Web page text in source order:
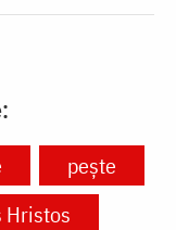
pește
Hristos